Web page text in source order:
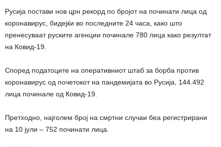
Русија постави нов црн рекорд по бројот на починати лица од
коронавирус, бидејќи во последните 24 часа, како што
пренесуваат руските агенции починале 780 лица како резултат
на Ковид-19.
Според податоците на оперативниот штаб за борба против
коронавирус од почетокот на пандемијата во Русија, 144.492
лица починале од Ковид-19.
Претходно, најголем број на смртни случаи беа регистрирани
на 10 јули – 752 починати лица.